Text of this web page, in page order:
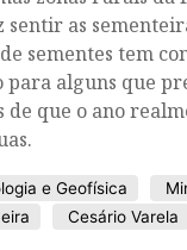
sentir as
sementes tem
para alguns que
de que o ano
e Geofísica
Cesário Varela